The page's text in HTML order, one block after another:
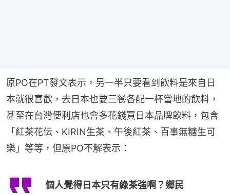
原PO在PT發文表示，另一半只要看到飲料是來自日
本就很喜歡，去日本也要三餐各配一杯當地的飲料，
甚至在台灣便利店也會多花錢買日本品牌飲料，包含
「紅茶花伝、KIRIN生茶、午後紅茶、百事無糖生可
樂」等等，但原PO不解表示：
個人覺得日本只有綠茶強啊？鄉民